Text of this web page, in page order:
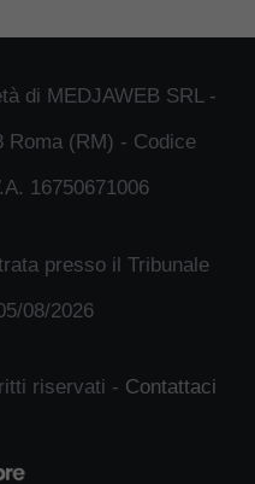
di MEDJAWEB SRL -
Roma (RM) - Codice
16750671006
presso il Tribunale
08/2026
riservati - Contattaci